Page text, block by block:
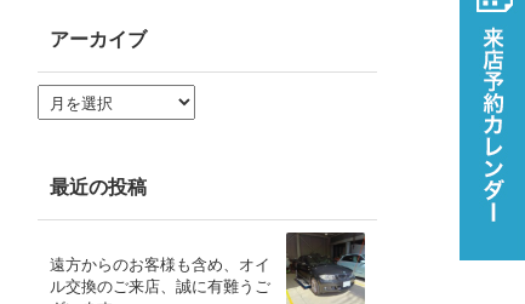
アーカイブ
ア
ー
ブ
最近の投稿
遠方からのお客様も含め、オイ
ル交換のご来店、誠に有難うご